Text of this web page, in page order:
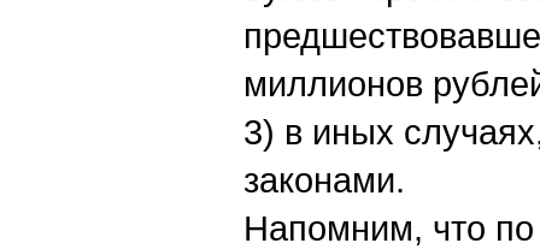
миллионов
3) в иных
законами.
Напомним, что